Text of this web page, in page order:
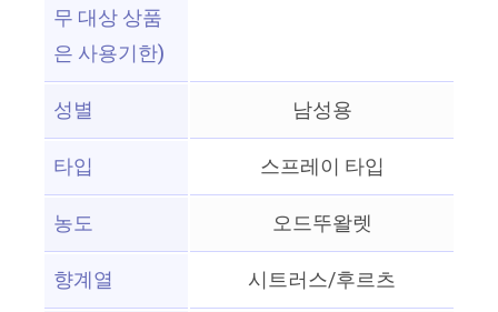
무 대상 상품
은 사용기한)
성별
남성용
타입
스프레이 타입
농도
오드뚜왈렛
향계열
시트러스/후르츠